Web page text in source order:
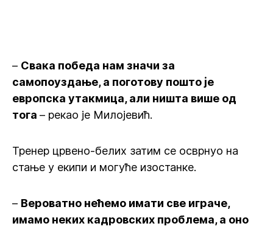
– Свака победа нам значи за
самопоуздање, а поготову пошто је
европска утакмица, али ништа више од
тога – рекао је Милојевић.
Тренер црвено-белих затим се осврнуо на
стање у екипи и могуће изостанке.
– Вероватно нећемо имати све играче,
имамо неких кадровских проблема, а оно